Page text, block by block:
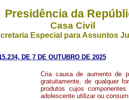
Presidência da
Casa Civil
Especial para Assuntos
DE 7 DE OUTUBRO DE 2025
Cria causa de aumento de
gratuitamente, de qualquer
produtos cujos
adolescente utilizar ou